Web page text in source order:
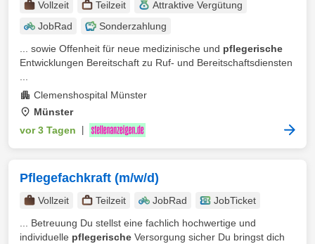
Vollzeit Teilzeit
Attraktive Vergütung
JobRad
Sonderzahlung
... sowie Offenheit für neue medizinische und pflegerische
Entwicklungen Bereitschaft zu Ruf- und Bereitschaftsdiensten
Clemenshospital Münster
Münster
vor 3 Tagen
Pflegefachkraft (m/w/d)
Vollzeit Teilzeit JobRad
JobTicket
... Betreuung Du stellst eine fachlich hochwertige und
individuelle pflegerische Versorgung sicher Du bringst dich